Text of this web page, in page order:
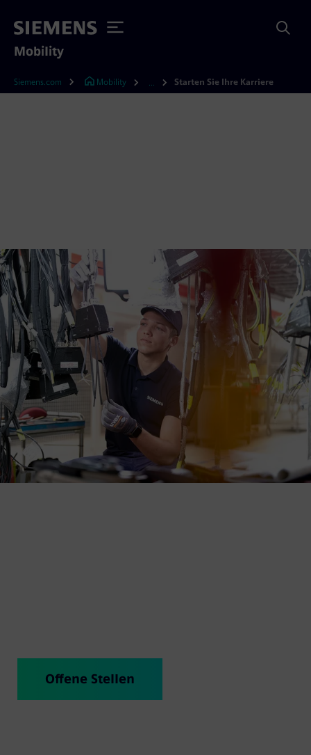
Mobility
Siemens.com Mobility Starten Sie Ihre Karriere
Offene Stellen